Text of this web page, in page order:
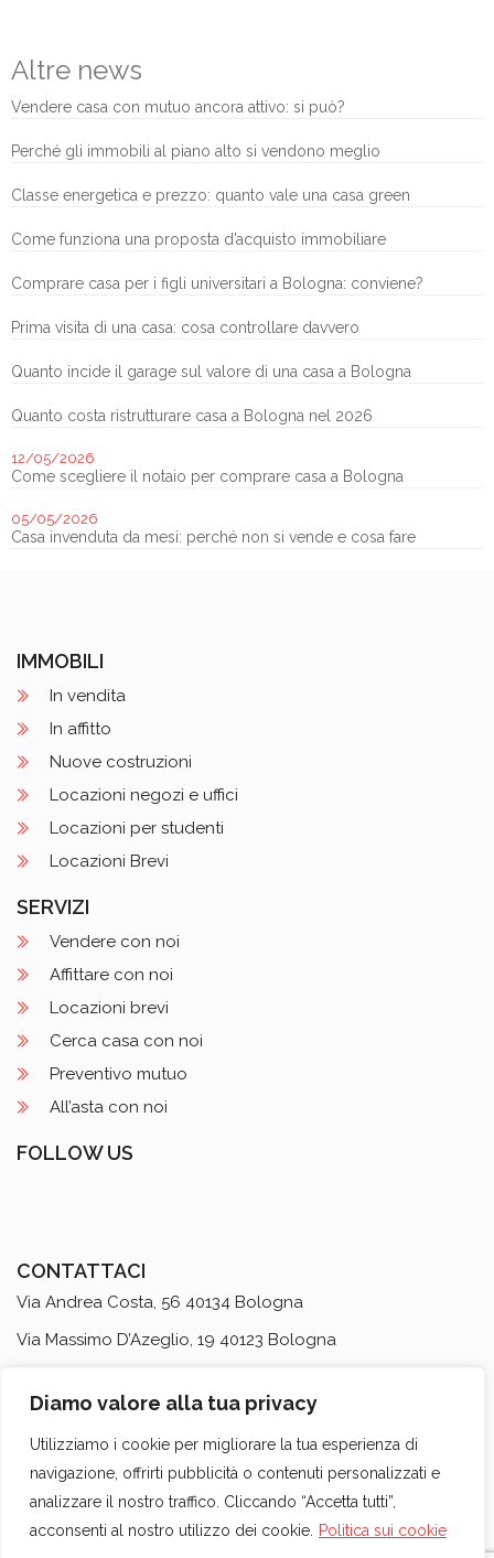
Diamo valore alla tua privacy
Utilizziamo i cookie per migliorare la tua esperienza di
navigazione, offrirti pubblicità o contenuti personalizzati e
analizzare il nostro traffico. Cliccando “Accetta tutti”,
acconsenti al nostro utilizzo dei cookie.
Politica sui cookie
Altre news
Vendere casa con mutuo ancora attivo: si può?
Perché gli immobili al piano alto si vendono meglio
Classe energetica e prezzo: quanto vale una casa green
Come funziona una proposta d’acquisto immobiliare
Comprare casa per i figli universitari a Bologna: conviene?
Prima visita di una casa: cosa controllare davvero
Quanto incide il garage sul valore di una casa a Bologna
Quanto costa ristrutturare casa a Bologna nel 2026
12/05/2026
Come scegliere il notaio per comprare casa a Bologna
05/05/2026
Casa invenduta da mesi: perché non si vende e cosa fare
IMMOBILI
In vendita
In affitto
Nuove costruzioni
Locazioni negozi e uffici
Locazioni per studenti
Locazioni Brevi
SERVIZI
Vendere con noi
Affittare con noi
Locazioni brevi
Cerca casa con noi
Preventivo mutuo
All’asta con noi
FOLLOW US
CONTATTACI
Via Andrea Costa, 56 40134 Bologna
Via Massimo D’Azeglio, 19 40123 Bologna
Bologna
+39 051 431895
info@realkasa.it